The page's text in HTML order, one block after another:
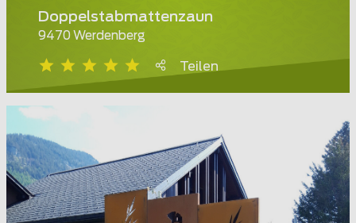
Doppelstabmattenzaun
9470 Werdenberg
Teilen